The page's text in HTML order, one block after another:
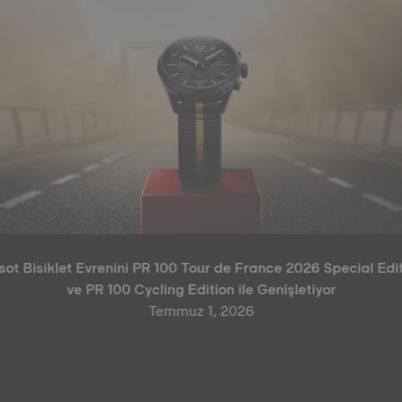
Bisiklet Evrenini PR 100 Tour de France 2026 Special
ve PR 100 Cycling Edition ile Genişletiyor
Temmuz 1, 2026